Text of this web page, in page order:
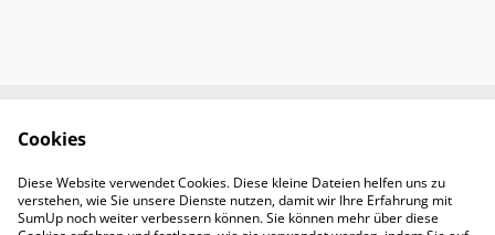
Legal Terms
Privacy Policy
Cookie Policy
Cookies
Diese Website verwendet Cookies. Diese kleine Dateien helfen uns zu
verstehen, wie Sie unsere Dienste nutzen, damit wir Ihre Erfahrung mit
SumUp noch weiter verbessern können. Sie können mehr über diese